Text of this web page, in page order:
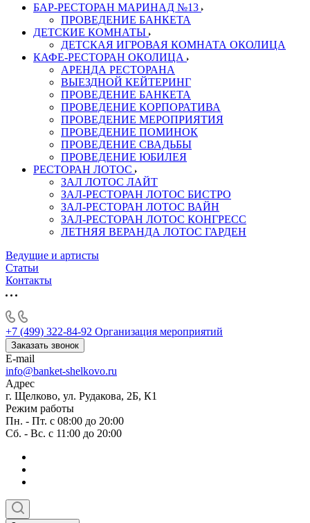
БАР-РЕСТОРАН МАРИНАД №13
ПРОВЕДЕНИЕ БАНКЕТА
ДЕТСКИЕ КОМНАТЫ
ДЕТСКАЯ ИГРОВАЯ КОМНАТА ОКОЛИЦА
КАФЕ-РЕСТОРАН ОКОЛИЦА
АРЕНДА РЕСТОРАНА
ВЫЕЗДНОЙ КЕЙТЕРИНГ
ПРОВЕДЕНИЕ БАНКЕТА
ПРОВЕДЕНИЕ КОРПОРАТИВА
ПРОВЕДЕНИЕ МЕРОПРИЯТИЯ
ПРОВЕДЕНИЕ ПОМИНОК
ПРОВЕДЕНИЕ СВАДЬБЫ
ПРОВЕДЕНИЕ ЮБИЛЕЯ
РЕСТОРАН ЛОТОС
ЗАЛ ЛОТОС ЛАЙТ
ЗАЛ-РЕСТОРАН ЛОТОС БИСТРО
ЗАЛ-РЕСТОРАН ЛОТОС ВАЙН
ЗАЛ-РЕСТОРАН ЛОТОС КОНГРЕСС
ЛЕТНЯЯ ВЕРАНДА ЛОТОС ГАРДЕН
Ведущие и артисты
Статьи
Контакты
+7 (499) 322-84-92 Организация мероприятий
Заказать звонок
E-mail
info@banket-shelkovo.ru
Адрес
г. Щелково, ул. Рудакова, 2Б, К1
Режим работы
Пн. - Пт. с 08:00 до 20:00
Сб. - Вс. с 11:00 до 20:00